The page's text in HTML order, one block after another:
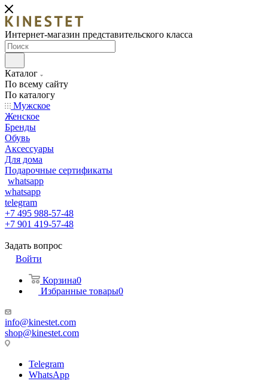
Интернет-магазин представительского класса
Каталог
По всему сайту
По каталогу
Мужское
Женское
Бренды
Обувь
Аксессуары
Для дома
Подарочные сертификаты
whatsapp
whatsapp
telegram
+7 495 988-57-48
+7 901 419-57-48
Задать вопрос
Войти
Корзина0
Избранные товары0
info@kinestet.com
shop@kinestet.com
Telegram
WhatsApp